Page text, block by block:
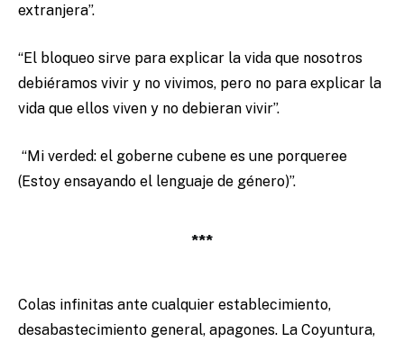
extranjera”.
“El bloqueo sirve para explicar la vida que nosotros
debiéramos vivir y no vivimos, pero no para explicar la
vida que ellos viven y no debieran vivir”.
“Mi verded: el goberne cubene es une porqueree
(Estoy ensayando el lenguaje de género)”.
***
Colas infinitas ante cualquier establecimiento,
desabastecimiento general, apagones. La Coyuntura,